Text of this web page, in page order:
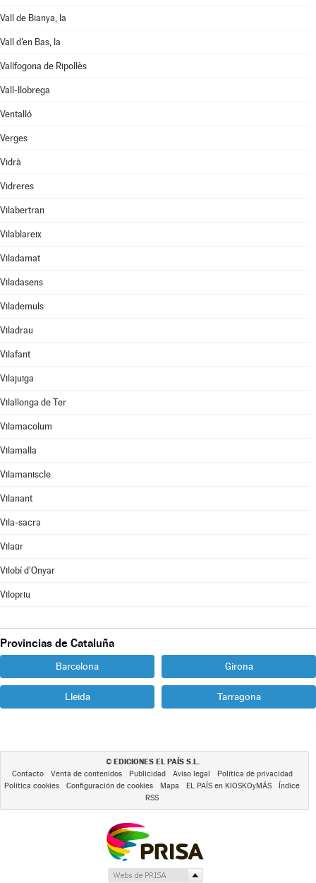
Vall de Bianya, la
Vall d'en Bas, la
Vallfogona de Ripollès
Vall-llobrega
Ventalló
Verges
Vidrà
Vidreres
Vilabertran
Vilablareix
Viladamat
Viladasens
Vilademuls
Viladrau
Vilafant
Vilajuïga
Vilallonga de Ter
Vilamacolum
Vilamalla
Vilamaniscle
Vilanant
Vila-sacra
Vilaür
Vilobí d'Onyar
Vilopriu
Provincias de Cataluña
Barcelona Girona
Lleida Tarragona
© EDICIONES EL PAÍS S.L.
Contacto Venta de contenidos Publicidad Aviso legal
Política de privacidad
Política cookies
Configuración de cookies Mapa EL PAÍS en KIOSKOyMÁS
Índice
RSS